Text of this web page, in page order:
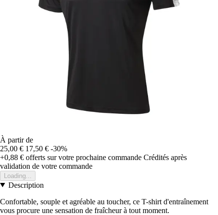
À partir de
25,00 € 17,50 € -30%
+0,88 € offerts sur votre prochaine commande Crédités après
validation de votre commande
Loading...
Description
Confortable, souple et agréable au toucher, ce T-shirt d'entraînement
vous procure une sensation de fraîcheur à tout moment.